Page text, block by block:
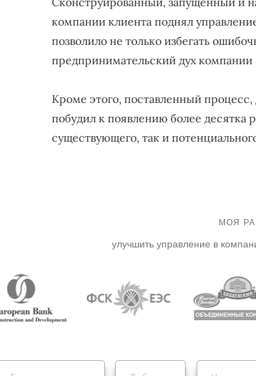
компании клиента поднял
позволило не только избегать
предпринимательский дух
Кроме этого, поставленный
побудил к появлению более десятка
существующего, так и
МОЯ
улучшить управление в